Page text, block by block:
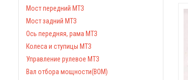
Мост передний МТЗ
Мост задний МТЗ
Ось передняя, рама МТЗ
Колеса и ступицы МТЗ
Управление рулевое МТЗ
Вал отбора мощности(ВОМ)